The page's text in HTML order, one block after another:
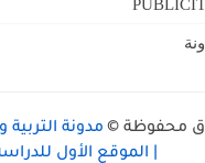
مدونة التربية والتعليم في الجزائر 2026